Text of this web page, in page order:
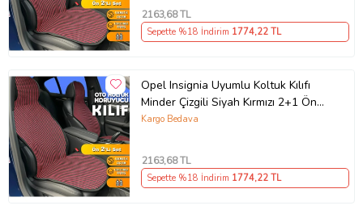
2163,68 TL
Sepette %18 İndirim 1774,22 TL
Opel Insignia Uyumlu Koltuk Kılıfı
Minder Çizgili Siyah Kırmızı 2+1 Ön
Arka Set
Kargo Bedava
2163,68 TL
Sepette %18 İndirim 1774,22 TL